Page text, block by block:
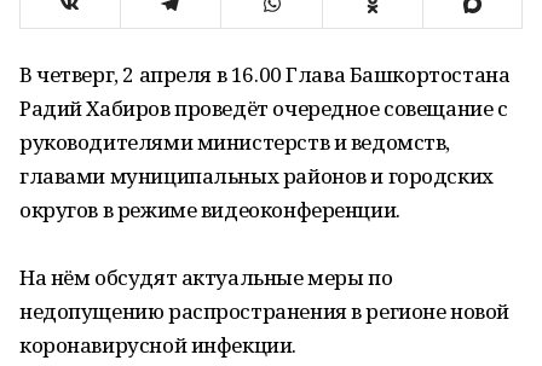
В четверг, 2 апреля в 16.00 Глава Башкортостана
Радий Хабиров проведёт очередное совещание с
руководителями министерств и ведомств,
главами муниципальных районов и городских
округов в режиме видеоконференции.
На нём обсудят актуальные меры по
недопущению распространения в регионе новой
коронавирусной инфекции.